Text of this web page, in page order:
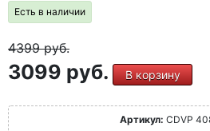
Есть в наличии
4399руб.
3099 руб. В корзину
Артикул: CDVP